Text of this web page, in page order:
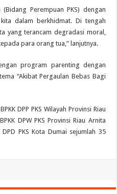
Perempuan PKS) dengan
dalam berkhidmat. Di tengah
yang terancam degradasi moral,
para orang tua,” lanjutnya.
program parenting dengan
“Akibat Pergaulan Bebas Bagi
DPP PKS Wilayah Provinsi Riau
DPW PKS Provinsi Riau Arnita
PKS Kota Dumai sejumlah 35